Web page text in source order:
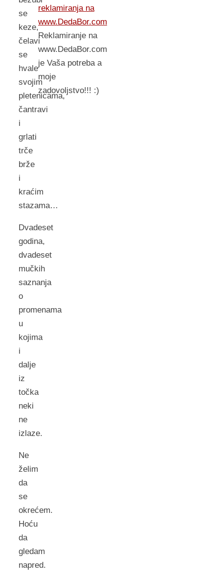
se
keze,
čelavi
se
hvale
svojim
pletenicama,
čantravi
i
grlati
trče
brže
i
kraćim
stazama…
Dvadeset
godina,
dvadeset
mučkih
saznanja
o
promenama
u
kojima
i
dalje
iz
točka
neki
ne
izlaze.
Ne
želim
da
se
okrećem.
Hoću
da
gledam
napred.
reklamiranja na
www.DedaBor.com
Reklamiranje na
www.DedaBor.com
je Vaša potreba a
moje
zadovoljstvo!!! :)